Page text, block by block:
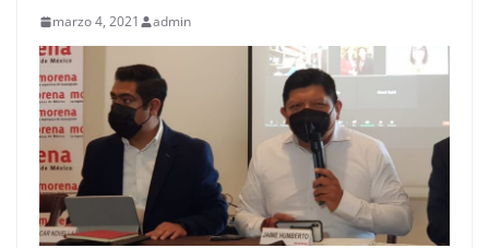
marzo 4, 2021 admin